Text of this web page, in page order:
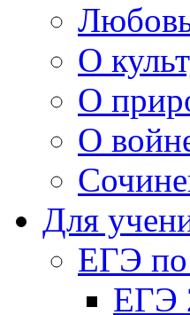
О
О
О
Для
ЕГЭ по
ЕГЭ